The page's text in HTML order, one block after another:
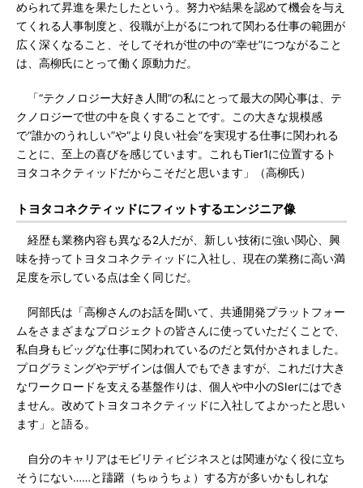
められて昇進を果たしたという。努力や結果を認めて機会を与え
てくれる人事制度と、役職が上がるにつれて関わる仕事の範囲が
広く深くなること、そしてそれが世の中の“幸せ”につながること
は、高柳氏にとって働く原動力だ。
「“テクノロジー大好き人間”の私にとって最大の関心事は、テ
クノロジーで世の中を良くすることです。この大きな規模感
で“誰かのうれしい”や“より良い社会”を実現する仕事に関われる
ことに、至上の喜びを感じています。これもTier1に位置するト
ヨタコネクティッドだからこそだと思います」（高柳氏）
トヨタコネクティッドにフィットするエンジニア像
経歴も業務内容も異なる2人だが、新しい技術に強い関心、興
味を持ってトヨタコネクティッドに入社し、現在の業務に高い満
足度を示している点は全く同じだ。
阿部氏は「高柳さんのお話を聞いて、共通開発プラットフォー
ムをさまざまなプロジェクトの皆さんに使っていただくことで、
私自身もビッグな仕事に関われているのだと気付かされました。
プログラミングやデザインは個人でもできますが、これだけ大き
なワークロードを支える基盤作りは、個人や中小のSIerにはでき
ません。改めてトヨタコネクティッドに入社してよかったと思い
ます」と語る。
自分のキャリアはモビリティビジネスとは関連がなく役に立ち
そうにない……と躊躇（ちゅうちょ）する方が多いかもしれな